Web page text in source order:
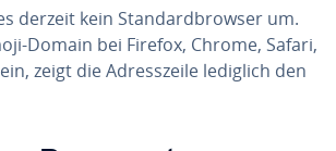
derzeit kein Stan­dard­brow­ser um.
Domain bei Firefox, Chrome, Safari,
zeigt die Adress­zei­le lediglich den